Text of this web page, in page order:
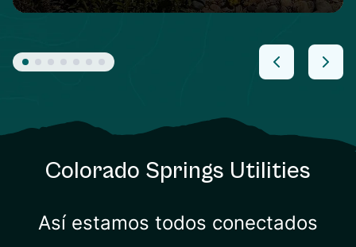
Colorado Springs Utilities
Así estamos todos conectados